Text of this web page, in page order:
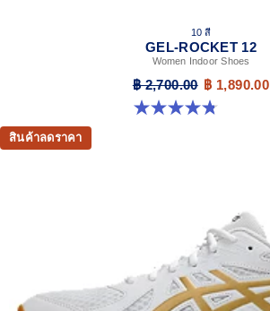
10 สี
GEL-ROCKET 12
Women Indoor Shoes
฿ 2,700.00 ฿ 1,890.00
4.8 จาก 5 ดาว 151 รีวิว
สินค้าลดราคา